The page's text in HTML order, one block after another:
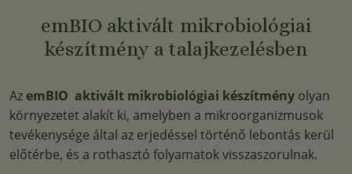
emBIO aktivált mikrobiológiai
készítmény a talajkezelésben
Az emBIO aktivált mikrobiológiai készítmény olyan
környezetet alakít ki, amelyben a mikroorganizmusok
tevékenysége által az erjedéssel történő lebontás kerül
előtérbe, és a rothasztó folyamatok visszaszorulnak.